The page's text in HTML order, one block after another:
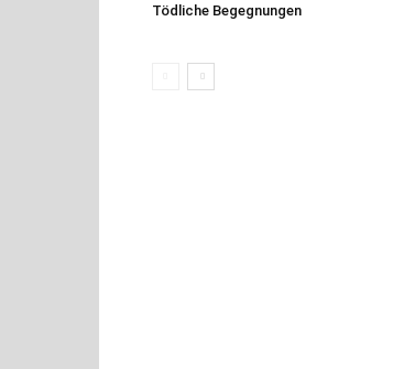
Tödliche Begegnungen